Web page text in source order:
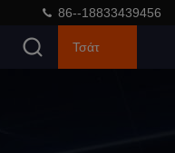
86--18833439456
Τσάτ